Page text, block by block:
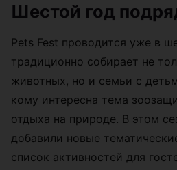
Шестой год
Pets Fest проводится уже в
традиционно собирает не
животных, но и семьи с
кому интересна тема
отдыха на природе. В этом
добавили новые
список активностей для